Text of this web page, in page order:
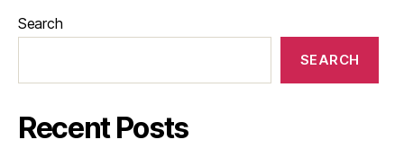
Search
SEARCH
Recent Posts